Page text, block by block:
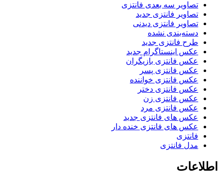
تصاویر سه بعدی فانتزی
تصاویر فانتزی جدید
تصاویر فانتزی دیدنی
دسته‌بندی نشده
طرح فانتزی جدید
عکس اینستاگرام جدید
عکس فانتزی بازیگران
عکس فانتزی پسر
عکس فانتزی خواننده
عکس فانتزی دختر
عکس فانتزی زن
عکس فانتزی مرد
عکس های فانتزی جدید
عکس های فانتزی خنده دار
فانتزی
مدل فانتزی
اطلاعات